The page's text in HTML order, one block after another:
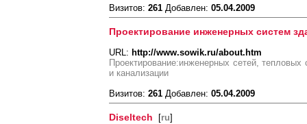
Визитов: 261 Добавлен: 05.04.2009
Проектирование инженерных систем
URL: http://www.sowik.ru/about.htm
Проектирование:инженерных сетей,
и канализации
Визитов: 261 Добавлен: 05.04.2009
Diseltech [ru]